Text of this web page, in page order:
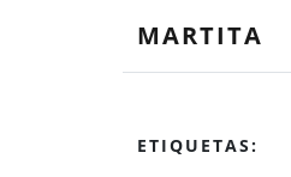
MARTITA
ETIQUETAS: